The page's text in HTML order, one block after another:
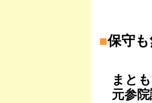
■保守
まと
元参院